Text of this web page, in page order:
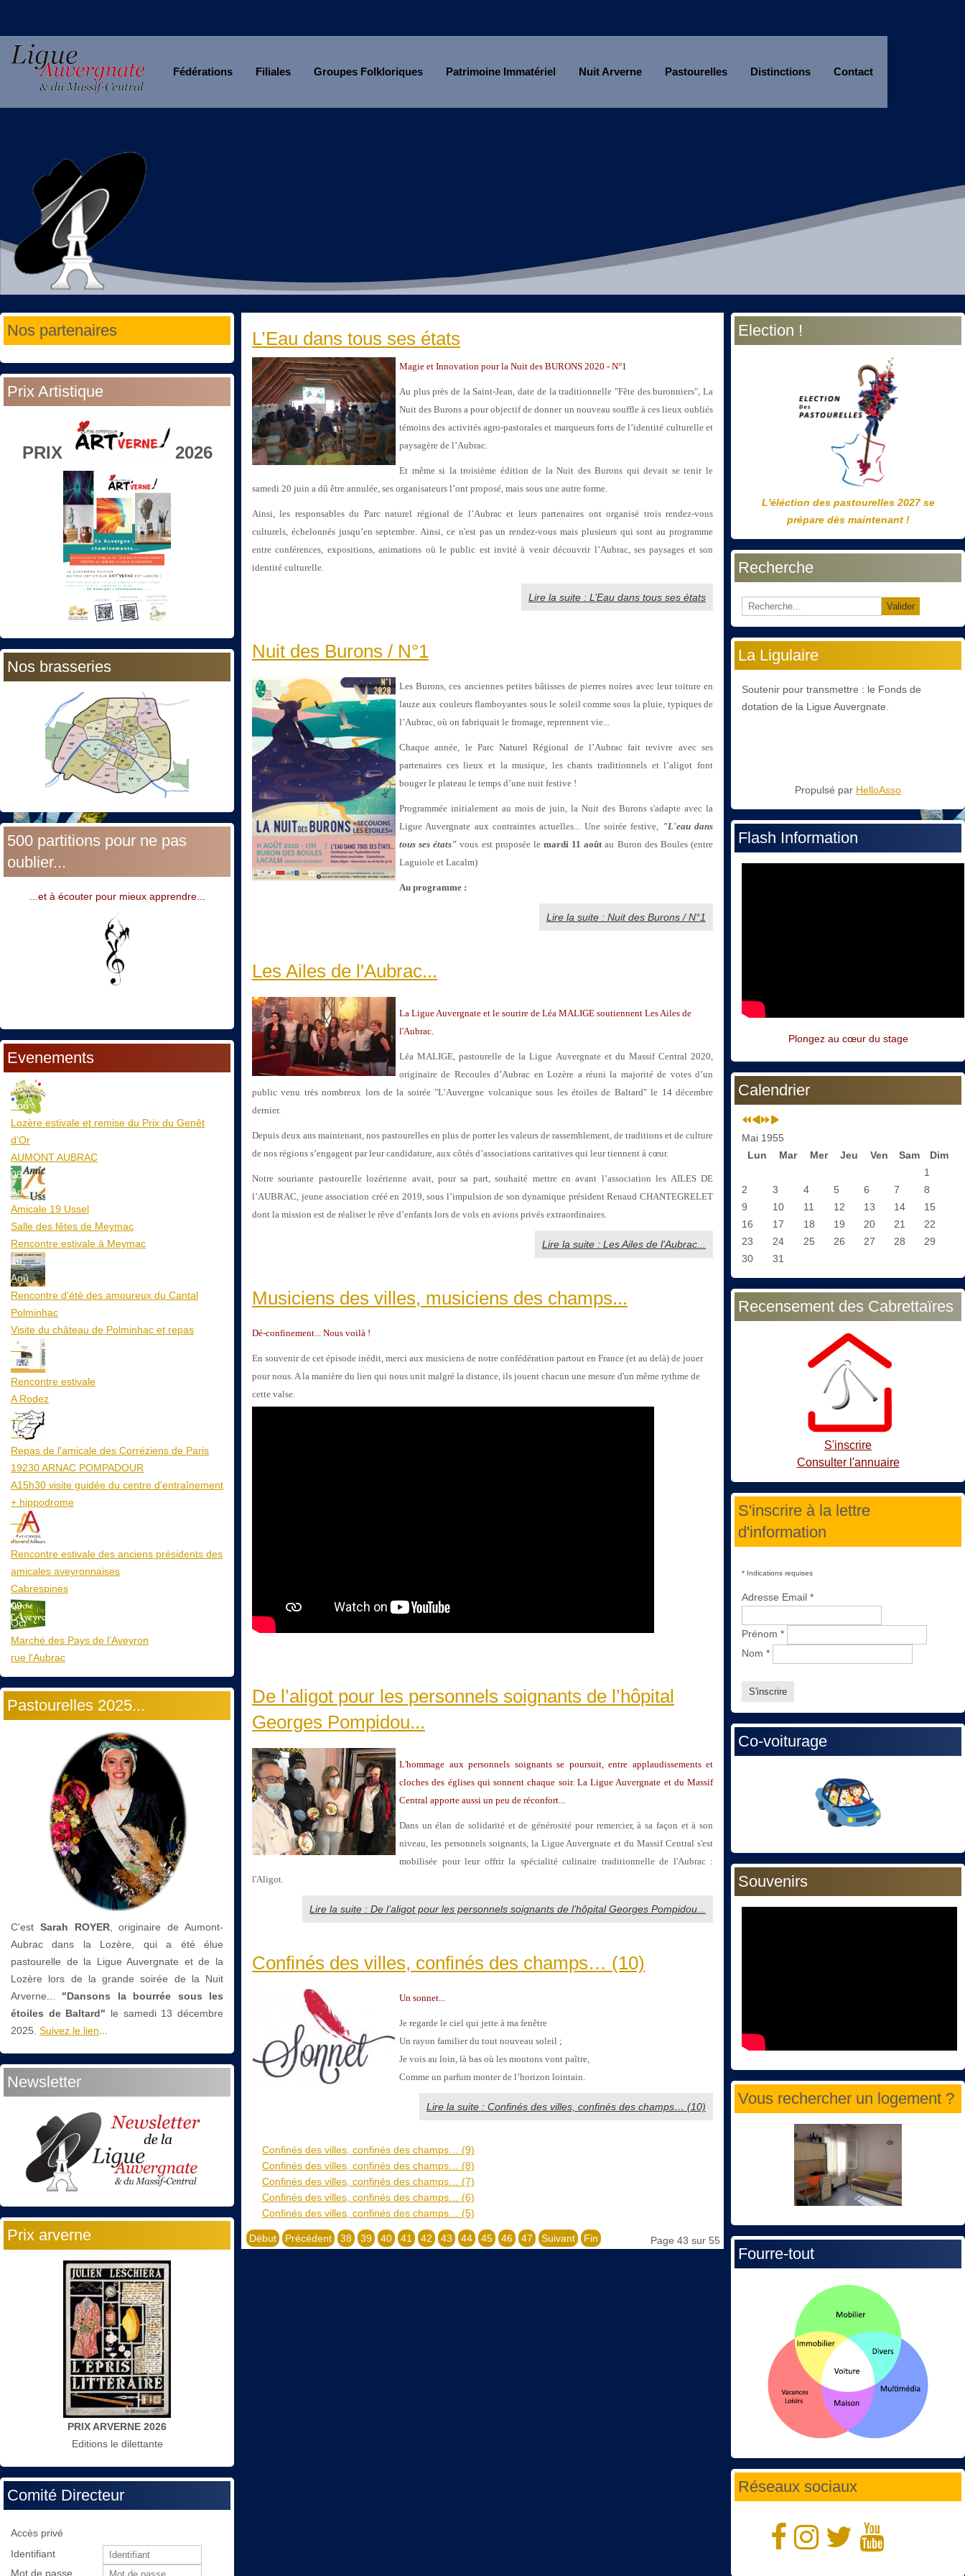
Fédérations Filiales Groupes Folkloriques Patrimoine Immatériel Nuit Arverne Pastourelles Distinctions Contact
Nos partenaires
Prix Artistique
PRIX 2026
Nos brasseries
500 partitions pour ne pas
oublier...
...et à écouter pour mieux apprendre...
Evenements
06
Aoû
Lozère estivale et remise du Prix du Genêt
d'Or
AUMONT AUBRAC
08
Aoû
Amicale 19 Ussel
Salle des fêtes de Meymac
Rencontre estivale à Meymac
10
Aoû
Rencontre d'été des amoureux du Cantal
Polminhac
Visite du château de Polminhac et repas
12
Aoû
Rencontre estivale
A Rodez
23
Aoû
Repas de l'amicale des Corréziens de Paris
19230 ARNAC POMPADOUR
A15h30 visite guidée du centre d’entraînement
+ hippodrome
25
Aoû
Rencontre estivale des anciens présidents des
amicales aveyronnaises
Cabrespines
09
Oct
Marché des Pays de l’Aveyron
rue l'Aubrac
Pastourelles 2025...
C’est Sarah ROYER, originaire de Aumont-
Aubrac dans la Lozère, qui a été élue
pastourelle de la Ligue Auvergnate et de la
Lozère lors de la grande soirée de la Nuit
Arverne...
"Dansons la bourrée sous les
étoiles de Baltard" le samedi 13 décembre
2025. Suivez le lien
Newsletter
Prix arverne
PRIX ARVERNE 2026
Editions le dilettante
Comité Directeur
Accès privé
Identifiant
Mot de passe
L’Eau dans tous ses états
Magie et Innovation pour la Nuit des BURONS 2020 - N°1
Au plus près de la Saint-Jean, date de la traditionnelle "Fête des buronniers", La
Nuit des Burons a pour objectif de donner un nouveau souffle à ces lieux oubliés
témoins des activités agro-pastorales et marqueurs forts de l’identité culturelle et
paysagère de l’Aubrac.
Et même si la troisième édition de la Nuit des Burons qui devait se tenir le
samedi 20 juin a dû être annulée, ses organisateurs l’ont proposé, mais sous une autre forme.
Ainsi, les responsables du Parc naturel régional de l’Aubrac et leurs partenaires ont organisé trois rendez-vous
culturels, échelonnés jusqu’en septembre. Ainsi, ce n'est pas un rendez-vous mais plusieurs qui sont au programme
entre conférences, expositions, animations où le public est invité à venir découvrir l’Aubrac, ses paysages et son
identité culturelle.
Lire la suite : L’Eau dans tous ses états
Nuit des Burons / N°1
Les Burons, ces anciennes petites bâtisses de pierres noires avec leur toiture en
lauze aux couleurs flamboyantes sous le soleil comme sous la pluie, typiques de
l’Aubrac, où on fabriquait le fromage, reprennent vie...
Chaque année, le Parc Naturel Régional de l’Aubrac fait revivre avec ses
partenaires ces lieux et la musique, les chants traditionnels et l’aligot font
bouger le plateau le temps d’une nuit festive !
Programmée initialement au mois de juin, la Nuit des Burons s'adapte avec la
Ligue Auvergnate aux contraintes actuelles... Une soirée festive, "L'eau dans
tous ses états" vous est proposée lemardi 11 aoûtau Buron des Boules (entre
Laguiole et Lacalm)
Au programme :
Lire la suite : Nuit des Burons / N°1
Les Ailes de l'Aubrac...
La Ligue Auvergnate et le sourire de Léa MALIGE soutiennent Les Ailes de
l'Aubrac.
Léa MALIGE, pastourelle de la Ligue Auvergnate et du Massif Central 2020,
originaire de Recoules d’Aubrac en Lozère a réuni la majorité de votes d’un
public venu très nombreux lors de la soirée "L’Auvergne volcanique sous les étoiles de Baltard" le 14 décembre
dernier.
Depuis deux ans maintenant, nos pastourelles en plus de porter les valeurs de rassemblement, de traditions et de culture
de nos régions s’engagent par leur candidature, aux côtés d’associations caritatives qui leur tiennent à cœur.
Notre souriante pastourelle lozérienne avait, pour sa part, souhaité mettre en avant l’association les AILES DE
l’AUBRAC, jeune association créé en 2019, sous l’impulsion de son dynamique président Renaud CHANTEGRELET
dont la mission est de réaliser le rêve d’enfants lors de vols en avions privés extraordinaires.
Lire la suite : Les Ailes de l'Aubrac...
Musiciens des villes, musiciens des champs...
Dé-confinement... Nous voilà !
En souvenir de cet épisode inédit, merci aux musiciens de notre confédération partout en France (et au delà) de jouer
pour nous. A la manière du lien qui nous unit malgré la distance, ils jouent chacun une mesure d'un même rythme de
cette valse.
De l’aligot pour les personnels soignants de l’hôpital
Georges Pompidou...
L'hommage aux personnels soignants se poursuit, entre applaudissements et
cloches des églises qui sonnent chaque soir. La Ligue Auvergnate et du Massif
Central apporte aussi un peu de réconfort...
Dans un élan de solidarité et de générosité pour remercier, à sa façon et à son
niveau, les personnels soignants, la Ligue Auvergnate et du Massif Central s'est
mobilisée pour leur offrir la spécialité culinaire traditionnelle de l'Aubrac :
l'Aligot.
Lire la suite : De l’aligot pour les personnels soignants de l’hôpital Georges Pompidou...
Confinés des villes, confinés des champs… (10)
Un sonnet...
Je regarde le ciel qui jette à ma fenêtre
Un rayon familier du tout nouveau soleil ;
Je vois au loin, là bas où les moutons vont paître,
Comme un parfum monter de l’horizon lointain.
Lire la suite : Confinés des villes, confinés des champs… (10)
Confinés des villes, confinés des champs… (9)
Confinés des villes, confinés des champs… (8)
Confinés des villes, confinés des champs… (7)
Confinés des villes, confinés des champs… (6)
Confinés des villes, confinés des champs… (5)
Page 43 sur 55
Début Précédent 38 39 40 41 42 43 44 45 46 47 Suivant Fin
Election !
L'éléction des pastourelles 2027 se
prépare dès maintenant !
Recherche
Valider
La Ligulaire
Soutenir pour transmettre : le Fonds de
dotation de la Ligue Auvergnate.
Propulsé par HelloAsso
Flash Information
Plongez au cœur du stage
Calendrier
Année
précédente
Mois
précédent
Année
suivante
Mois
suivant
Mai 1955
Lun
Mar Mer Jeu Ven Sam
Dim
1
2
3 4 5 6 7
8
9
10 11 12 13 14
15
16
17 18 19 20 21
22
23
24 25 26 27 28
29
30
31
Recensement des Cabrettaïres
S'inscrire
Consulter l'annuaire
S'inscrire à la lettre
d'information
* Indications requises
Adresse Email *
Prénom *
Nom *
Co-voiturage
Souvenirs
Vous rechercher un logement ?
Fourre-tout
Réseaux sociaux